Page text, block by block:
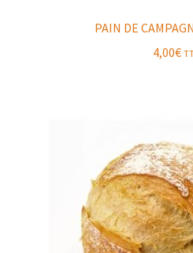
PAIN DE
4,00€